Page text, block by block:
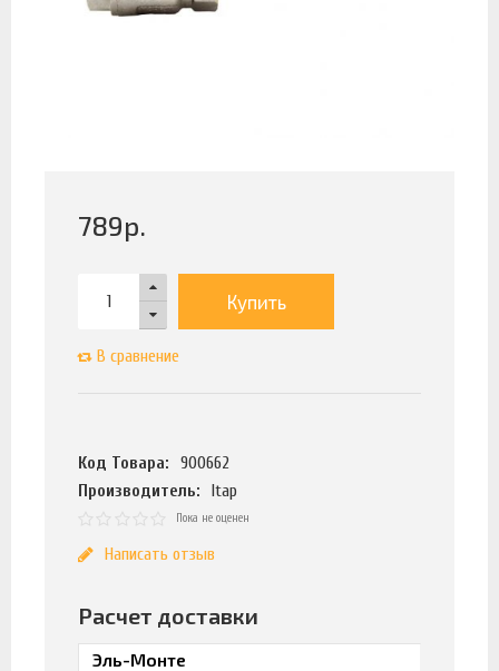
789р.
Купить
В сравнение
Код Товара:
900662
Производитель:
Itap
Пока не оценен
Написать отзыв
Расчет доставки